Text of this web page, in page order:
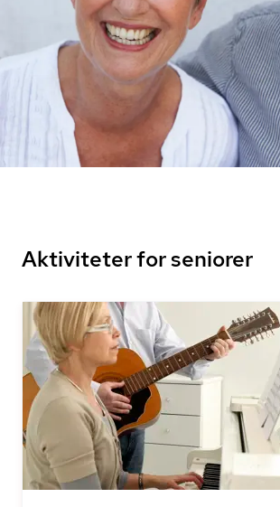
Aktiviteter for seniorer